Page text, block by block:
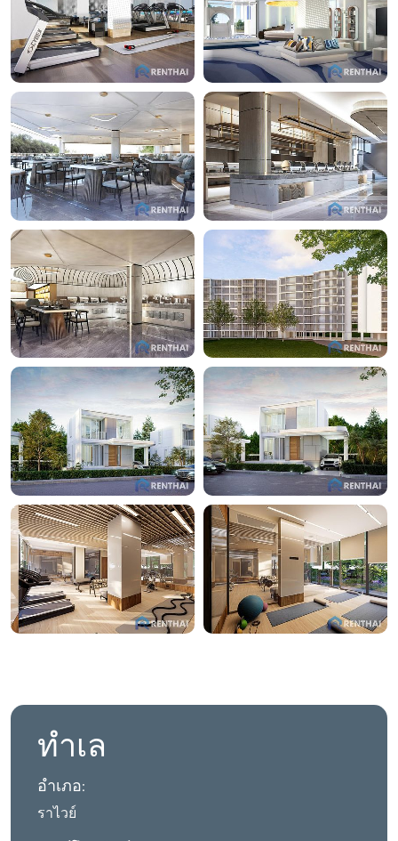
ทำเล
อำเภอ:
ราไวย์